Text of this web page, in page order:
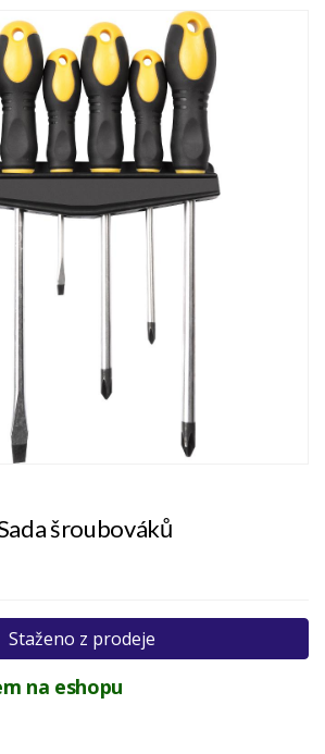
šroubováků
Staženo z prodeje
na eshopu